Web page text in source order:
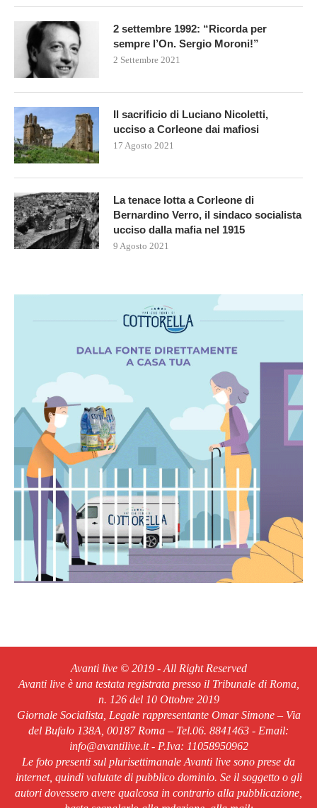
2 settembre 1992: “Ricorda per
sempre l’On. Sergio Moroni!”
2 Settembre 2021
Il sacrificio di Luciano Nicoletti,
ucciso a Corleone dai mafiosi
17 Agosto 2021
La tenace lotta a Corleone di
Bernardino Verro, il sindaco socialista
ucciso dalla mafia nel 1915
9 Agosto 2021
Avanti live © 2019 - All Right Reserved
Avanti live è una testata registrata presso il Tribunale di Roma,
n. 126 del 10 Ottobre 2019
Giornale Socialista, Legale rappresentante Omar Simone – Via
del Bufalo 138A, 00187 Roma – Tel.06. 8841463 - Email:
info@avantilive.it - P.Iva: 11058950962
Le foto presenti sul plurisettimanale Avanti live sono prese da
internet, quindi valutate di pubblico dominio. Se il soggetto o gli
autori dovessero avere qualcosa in contrario alla pubblicazione,